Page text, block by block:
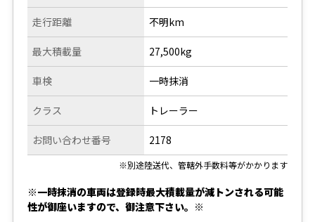
走行距離 不明km
最大積載量
車検
クラス
お問い合わせ番号
27,500kg
一時抹消
トレーラー
2178
※別途陸送代、管轄外手数料等がかかります
※一時抹消の車両は登録時最大積載量が減トンされる可能
性が御座いますので、御注意下さい。※